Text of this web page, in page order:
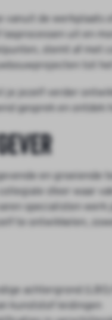
vanuit de
uit en
stemt af met
tot
jezelf verder
gesprek en ontdek
en groeiende
sfeer waar
specialisten
te ontwikkelen,
achtergrond
kunststof leidingen